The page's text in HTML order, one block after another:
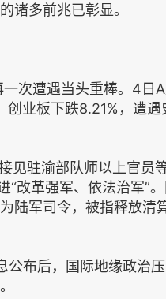
诸多前兆已彰显。
次遭遇当头重棒。4日
业板下跌8.21%，遭遇
见驻渝部队师以上官员
“改革强军、依法治军”
陆军司令，被指释放清
布后，国际地缘政治压